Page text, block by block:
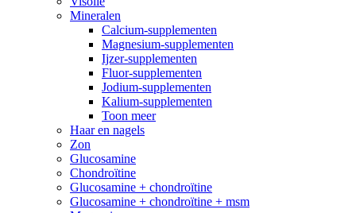
Mineralen
Calcium-supplementen
Magnesium-supplementen
Ijzer-supplementen
Fluor-supplementen
Jodium-supplementen
Kalium-supplementen
Toon meer
Haar en nagels
Zon
Glucosamine
Chondroïtine
Glucosamine + chondroïtine
Glucosamine + chondroïtine + msm